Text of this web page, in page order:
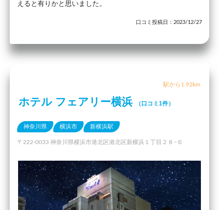
えると有りかと思いました。
口コミ投稿日：2023/12/27
駅から1.92km
ホテル フェアリー横浜 （口コミ1件）
神奈川県 横浜市 新横浜駅
〒222-0033 神奈川県横浜市港北区港北区新横浜１丁目２８−６